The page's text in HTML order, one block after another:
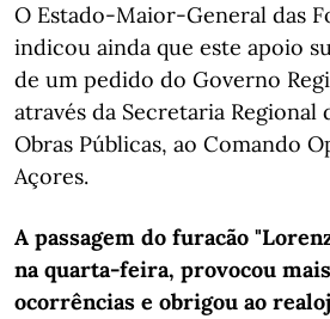
O Estado-Maior-General das
indicou ainda que este apoio
de um pedido do Governo
através da Secretaria Regional
Obras Públicas, ao Comando
Açores.
A passagem do furacão
na quarta-feira, provocou
ocorrências e obrigou ao